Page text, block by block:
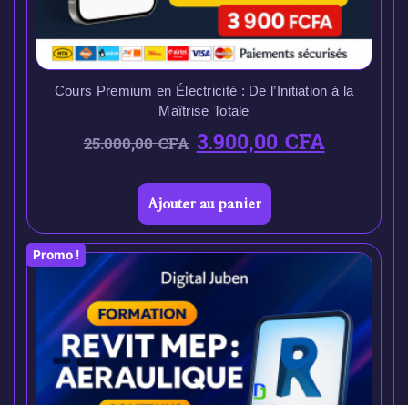
Cours Premium en Électricité : De l’Initiation à la
Maîtrise Totale
25.000,00CFA 3.900,00CFA
Ajouter au panier
Promo !